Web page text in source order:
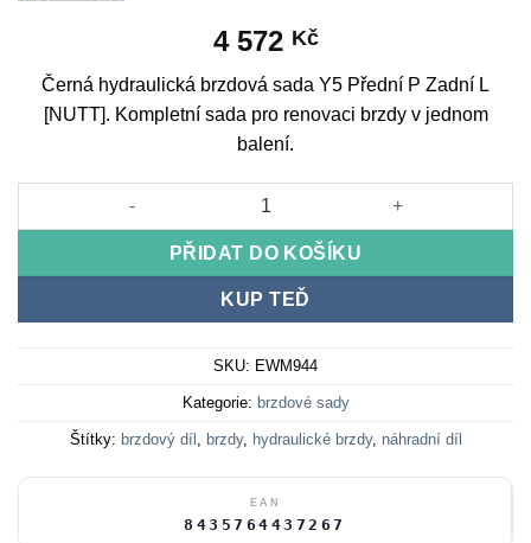
4 572 Kč
Černá hydraulická brzdová sada Y5 Přední P Zadní L
[NUTT]. Kompletní sada pro renovaci brzdy v jednom
balení.
Black Hydraulic Brake Kit Y5 Front R Rear L [NUTT] množství
PŘIDAT DO KOŠÍKU
KUP TEĎ
SKU: EWM944
Kategorie: brzdové sady
Štítky: brzdový díl , brzdy, hydraulické brzdy, náhradní díl
EAN
8435764437267